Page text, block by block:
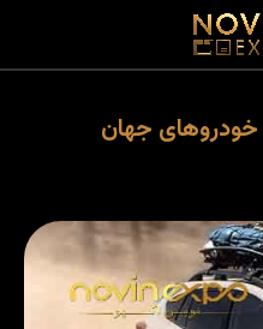
خودروهای جهان